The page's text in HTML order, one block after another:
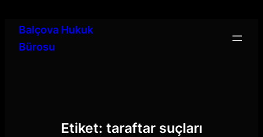
Balçova Hukuk
Bürosu
Etiket: taraftar suçları